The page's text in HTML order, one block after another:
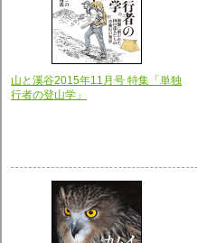
山と溪谷2015年11月号 特集「単独
行者の登山学」